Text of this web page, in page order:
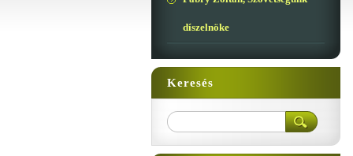
díszelnöke
Keresés